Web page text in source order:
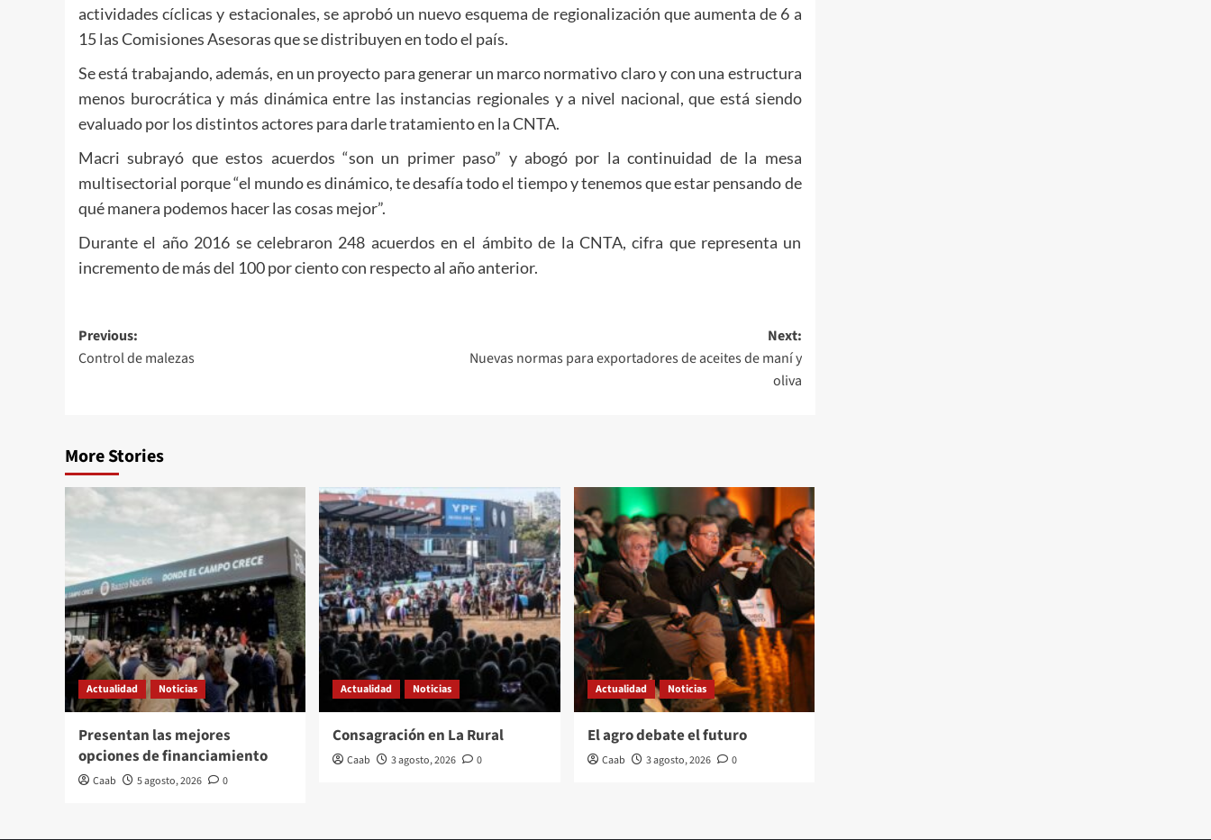
actividades cíclicas y estacionales, se aprobó un nuevo esquema de regionalización que aumenta de 6 a
15 las Comisiones Asesoras que se distribuyen en todo el país.
Se está trabajando, además, en un proyecto para generar un marco normativo claro y con una estructura
menos burocrática y más dinámica entre las instancias regionales y a nivel nacional, que está siendo
evaluado por los distintos actores para darle tratamiento en la CNTA.
Macri subrayó que estos acuerdos “son un primer paso” y abogó por la continuidad de la mesa
multisectorial porque “el mundo es dinámico, te desafía todo el tiempo y tenemos que estar pensando de
qué manera podemos hacer las cosas mejor”.
Durante el año 2016 se celebraron 248 acuerdos en el ámbito de la CNTA, cifra que representa un
incremento de más del 100 por ciento con respecto al año anterior.
Post
navigation
Previous:
Control de malezas
Next:
Nuevas normas para exportadores de aceites de maní y
oliva
More Stories
Actualidad Noticias
Presentan las mejores
opciones de financiamiento
Caab 5 agosto, 2026 0
Actualidad Noticias
Consagración en La Rural
Caab 3 agosto, 2026 0
Actualidad Noticias
El agro debate el futuro
Caab 3 agosto, 2026 0